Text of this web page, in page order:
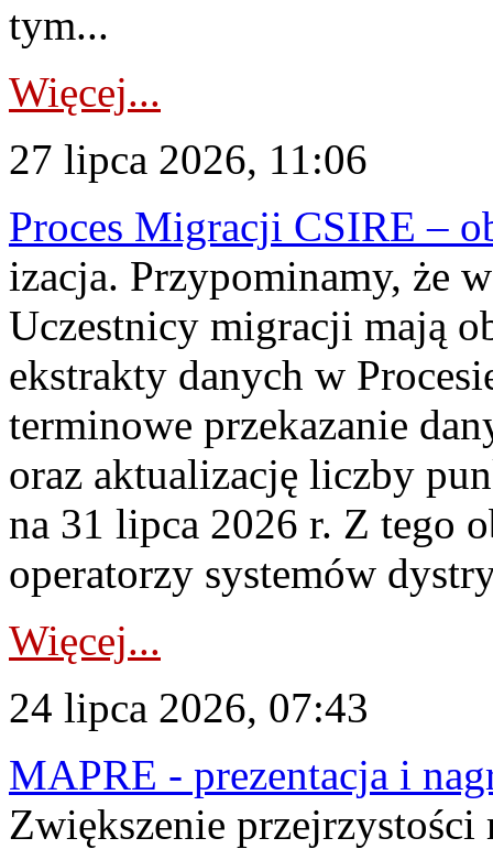
tym...
Więcej...
27 lipca 2026, 11:06
Proces Migracji CSIRE –
izacja. Przypominamy, że
Uczestnicy migracji mają
ekstrakty danych w
terminowe przekazanie
oraz aktualizację liczby
na 31 lipca 2026 r. Z tego
operatorzy systemów
Więcej...
24 lipca 2026, 07:43
MAPRE - prezentacja i
Zwiększenie